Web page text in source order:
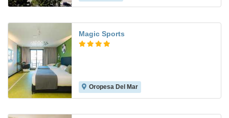
Magic Sports
Oropesa Del Mar